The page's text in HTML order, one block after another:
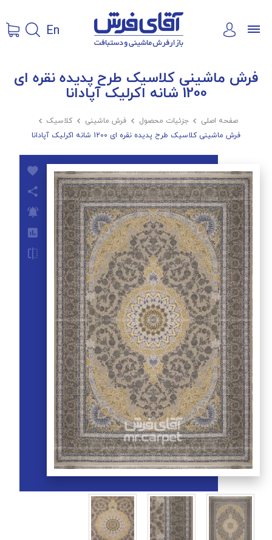
En
فرش ماشینی کلاسیک طرح پدیده نقره ای
1200 شانه اکرلیک آپادانا
صفحه اصلی  جزئیات محصول  فرش ماشینی  کلاسیک 
فرش ماشینی کلاسیک طرح پدیده نقره ای 1200 شانه اکرلیک آپادانا